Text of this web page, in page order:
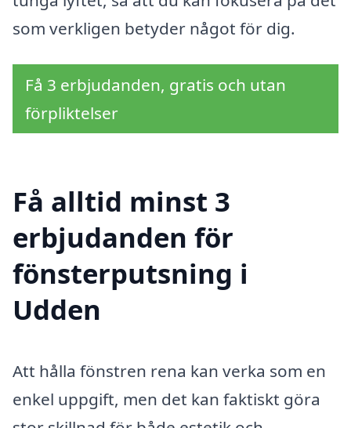
som verkligen betyder något för dig.
Få 3 erbjudanden, gratis och utan
förpliktelser
Få alltid minst 3
erbjudanden för
fönsterputsning i
Udden
Att hålla fönstren rena kan verka som en
enkel uppgift, men det kan faktiskt göra